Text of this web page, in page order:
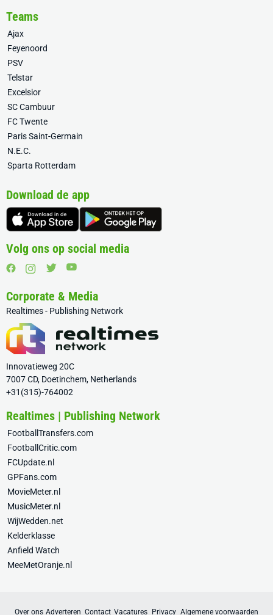
Teams
Ajax
Feyenoord
PSV
Telstar
Excelsior
SC Cambuur
FC Twente
Paris Saint-Germain
N.E.C.
Sparta Rotterdam
Download de app
Volg ons op social media
Corporate & Media
Realtimes - Publishing Network
Innovatieweg 20C
7007 CD, Doetinchem, Netherlands
+31(315)-764002
Realtimes | Publishing Network
FootballTransfers.com
FootballCritic.com
FCUpdate.nl
GPFans.com
MovieMeter.nl
MusicMeter.nl
WijWedden.net
Kelderklasse
Anfield Watch
MeeMetOranje.nl
Over ons Adverteren Contact Vacatures Privacy Algemene voorwaarden